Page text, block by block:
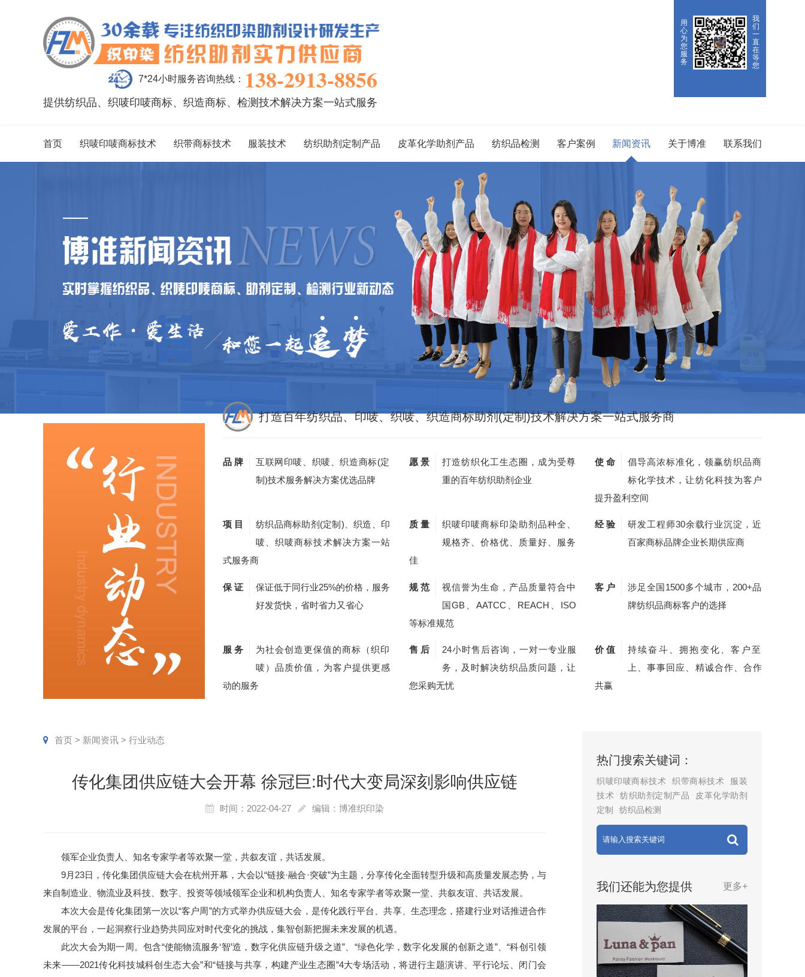
用
心
为
您
服
务
我
们
一
直
在
等
您
7*24小时服务咨询热线： 138-2913-8856
提供纺织品、织唛印唛商标、织造商标、检测技术解决方案一站式服务
首页 织唛印唛商标技术 织带商标技术 服装技术 纺织助剂定制产品 皮革化学助剂产品 纺织品检测 客户案例 新闻资讯 关于博准 联系我们
打造百年纺织品、印唛、织唛、织造商标助剂(定制)技术解决方案一站式服务商
品 牌
互联网印唛、织唛、织造商标(定
制)技术服务解决方案优选品牌
愿 景
打造纺织化工生态圈，成为受尊
重的百年纺织助剂企业
使 命
倡导高浓标准化，领赢纺织品商
标化学技术，让纺化科技为客户
提升盈利空间
项 目
纺织品商标助剂(定制)、织造、印
唛、织唛商标技术解决方案一站
式服务商
质 量
织唛印唛商标印染助剂品种全、
规格齐、价格优、质量好、服务
佳
经 验
研发工程师30余载行业沉淀，近
百家商标品牌企业长期供应商
保 证
保证低于同行业25%的价格，服务
好发货快，省时省力又省心
规 范
视信誉为生命，产品质量符合中
国GB、AATCC、REACH、ISO
等标准规范
客 户
涉足全国1500多个城市，200+品
牌纺织品商标客户的选择
服 务
为社会创造更保值的商标（织印
唛）品质价值，为客户提供更感
动的服务
售 后
24小时售后咨询，一对一专业服
务，及时解决纺织品质问题，让
您采购无忧
价 值
持续奋斗、拥抱变化、客户至
上、事事回应、精诚合作、合作
共赢
首页 > 新闻资讯 > 行业动态
传化集团供应链大会开幕 徐冠巨:时代大变局深刻影响供应链
时间：2022-04-27 编辑：博准织印染
领军企业负责人、知名专家学者等欢聚一堂，共叙友谊，共话发展。
9月23日，传化集团供应链大会在杭州开幕，大会以“链接·融合·突破”为主题，分享传化全面转型升级和高质量发展态势，与
来自制造业、物流业及科技、数字、投资等领域领军企业和机构负责人、知名专家学者等欢聚一堂、共叙友谊、共话发展。
本次大会是传化集团第一次以“客户周”的方式举办供应链大会，是传化践行平台、共享、生态理念，搭建行业对话推进合作
发展的平台，一起洞察行业趋势共同应对时代变化的挑战，集智创新把握未来发展的机遇。
此次大会为期一周。包含“使能物流服务‘智’造，数字化供应链升级之道”、“绿色化学，数字化发展的创新之道”、“科创引领
未来——2021传化科技城科创生态大会”和“链接与共享，构建产业生态圈”4大专场活动，将进行主题演讲、平行论坛、闭门会
热门搜索关键词：
织唛印唛商标技术 织带商标技术
服装
技术
纺织助剂定制产品
皮革化学助剂
定制
纺织品检测
我们还能为您提供 更多+